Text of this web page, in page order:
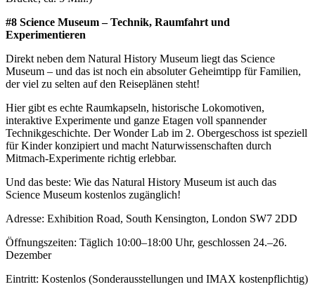
#8 Science Museum – Technik, Raumfahrt und
Experimentieren
Direkt neben dem Natural History Museum liegt das Science
Museum – und das ist noch ein absoluter Geheimtipp für Familien,
der viel zu selten auf den Reiseplänen steht!
Hier gibt es echte Raumkapseln, historische Lokomotiven,
interaktive Experimente und ganze Etagen voll spannender
Technikgeschichte. Der Wonder Lab im 2. Obergeschoss ist speziell
für Kinder konzipiert und macht Naturwissenschaften durch
Mitmach-Experimente richtig erlebbar.
Und das beste: Wie das Natural History Museum ist auch das
Science Museum kostenlos zugänglich!
Adresse: Exhibition Road, South Kensington, London SW7 2DD
Öffnungszeiten: Täglich 10:00–18:00 Uhr, geschlossen 24.–26.
Dezember
Eintritt: Kostenlos (Sonderausstellungen und IMAX kostenpflichtig)